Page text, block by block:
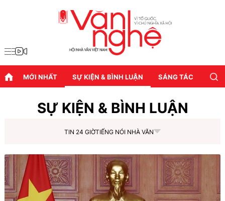
MỚI NHẤT SỰ KIỆN & BÌNH LUẬN SÁNG TÁC
SỰ KIỆN & BÌNH LUẬN
TIN 24 GIỜTIẾNG NÓI NHÀ VĂN